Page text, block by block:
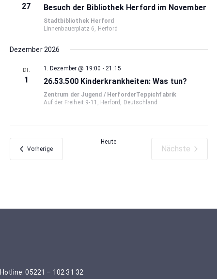
27 Besuch der Bibliothek Herford im November
Stadtbibliothek Herford
Linnenbauerplatz 6, Herford
Dezember 2026
DI.
1
1. Dezember @ 19:00 -21:15
26.53.500 Kinderkrankheiten: Was tun?
Zentrum der Jugend / HerforderTeppichfabrik
Auf der Freiheit 9-11, Herford, Deutschland
VorherigeVeranstaltungen
Heute
Nächste
Hotline: 05221 – 102 31 32